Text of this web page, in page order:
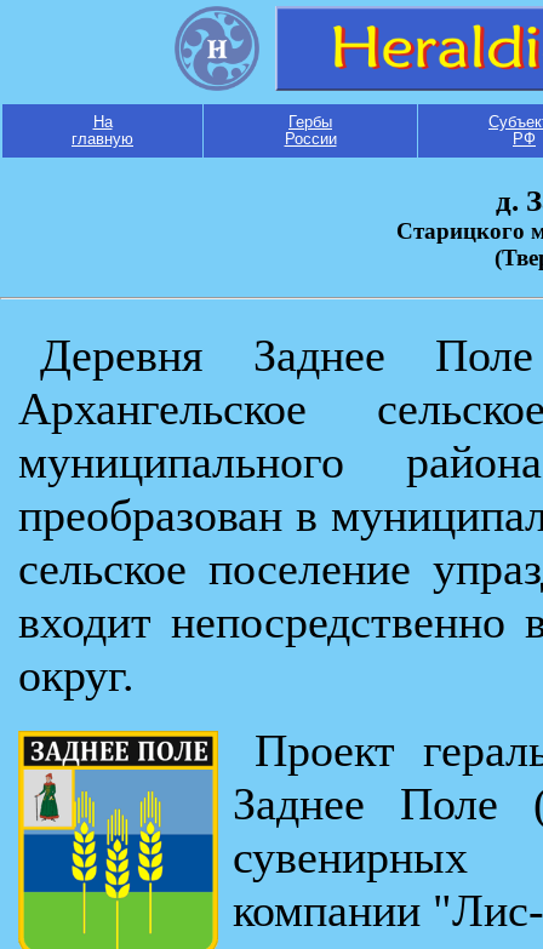
На
главную
Гербы
России
РФ
д.
Старицкого
Деревня Заднее
Архангельское
муниципального
преобразован в
сельское поселение
входит
округ.
Проект
Заднее Поле
сувенирных
компании